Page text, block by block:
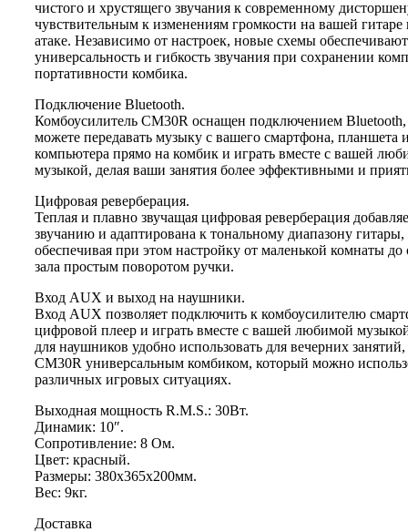
чистого и хрустящего звучания к современному
чувствительным к изменениям громкости на вашей
атаке. Независимо от настроек, новые схемы обеспечивают
универсальность и гибкость звучания при сохранении
портативности комбика.
Подключение Bluetooth.
Комбоусилитель CM30R оснащен подключением
можете передавать музыку с вашего смартфона, планшета
компьютера прямо на комбик и играть вместе с вашей
музыкой, делая ваши занятия более эффективными и
Цифровая реверберация.
Теплая и плавно звучащая цифровая реверберация
звучанию и адаптирована к тональному диапазону гитары,
обеспечивая при этом настройку от маленькой комнаты до
зала простым поворотом ручки.
Вход AUX и выход на наушники.
Вход AUX позволяет подключить к комбоусилителю
цифровой плеер и играть вместе с вашей любимой
для наушников удобно использовать для вечерних занятий,
CM30R универсальным комбиком, который можно
различных игровых ситуациях.
Выходная мощность R.M.S.: 30Вт.
Динамик: 10″.
Сопротивление: 8 Ом.
Цвет: красный.
Размеры: 380х365х200мм.
Вес: 9кг.
Доставка